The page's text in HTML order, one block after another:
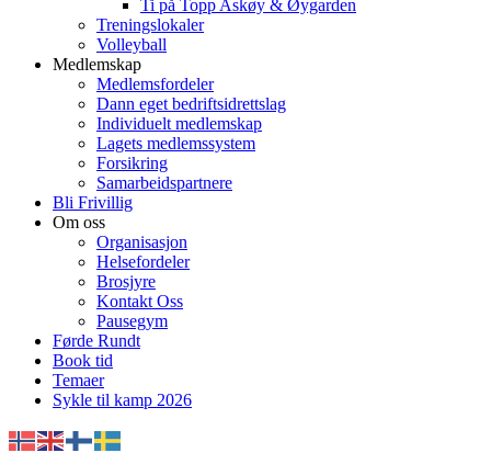
Ti på Topp Askøy & Øygarden
Treningslokaler
Volleyball
Medlemskap
Medlemsfordeler
Dann eget bedriftsidrettslag
Individuelt medlemskap
Lagets medlemssystem
Forsikring
Samarbeidspartnere
Bli Frivillig
Om oss
Organisasjon
Helsefordeler
Brosjyre
Kontakt Oss
Pausegym
Førde Rundt
Book tid
Temaer
Sykle til kamp 2026